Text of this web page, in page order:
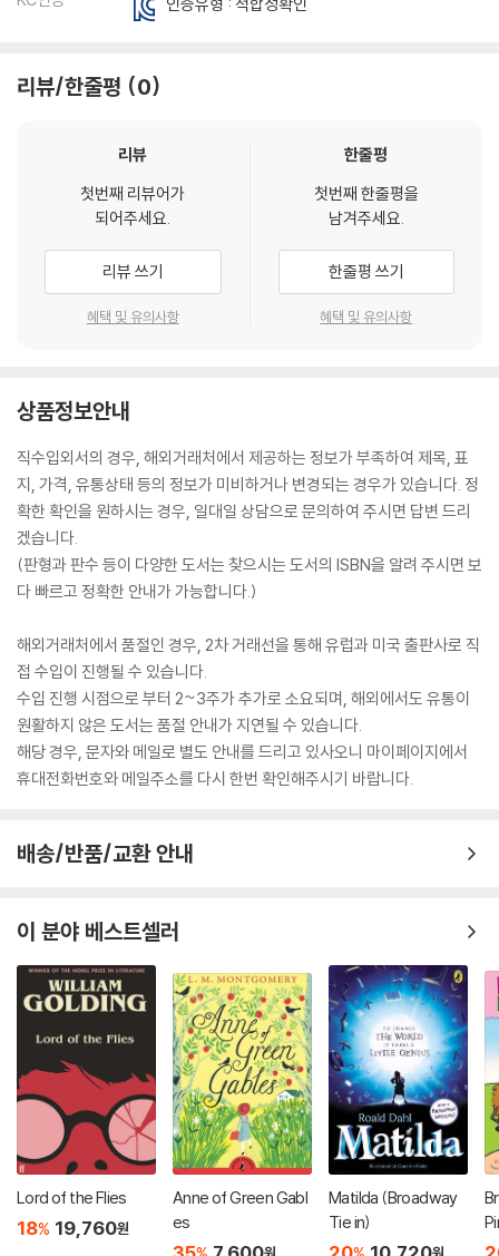
리뷰/한줄평 0
리뷰
첫번째 리뷰어가
되어주세요.
리뷰 쓰기
혜택 및 유의사항
한줄평
첫번째 한줄평을
남겨주세요.
한줄평 쓰기
혜택 및 유의사항
상품정보안내
직수입외서의 경우, 해외거래처에서 제공하는 정보가 부족하여 제목, 표
지, 가격, 유통상태 등의 정보가 미비하거나 변경되는 경우가 있습니다. 정
확한 확인을 원하시는 경우, 일대일 상담으로 문의하여 주시면 답변 드리
겠습니다.
(판형과 판수 등이 다양한 도서는 찾으시는 도서의 ISBN을 알려 주시면 보
다 빠르고 정확한 안내가 가능합니다.)
해외거래처에서 품절인 경우, 2차 거래선을 통해 유럽과 미국 출판사로 직
접 수입이 진행될 수 있습니다.
수입 진행 시점으로 부터 2~3주가 추가로 소요되며, 해외에서도 유통이
원활하지 않은 도서는 품절 안내가 지연될 수 있습니다.
해당 경우, 문자와 메일로 별도 안내를 드리고 있사오니 마이페이지에서
휴대전화번호와 메일주소를 다시 한번 확인해주시기 바랍니다.
배송/반품/교환 안내
이 분야 베스트셀러
Lord of the Flies
18% 19,760원
Anne of Green Gabl
es
Matilda (Broadway
Tie in)